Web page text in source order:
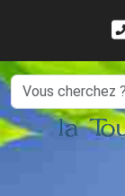
Search
la